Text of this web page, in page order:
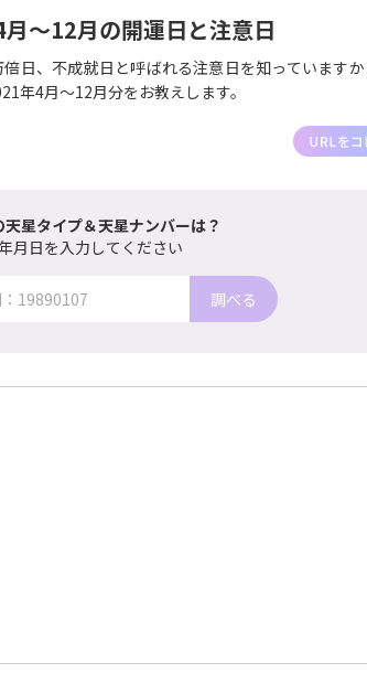
〜12月の開運日と注意日
日、不成就日と呼ばれる注意日を知っています
年4月〜12月分をお教えします。
天星タイプ＆天星ナンバーは？
月日を入力してください
調べる